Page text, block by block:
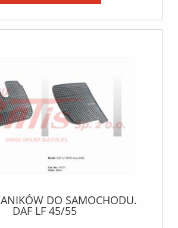
DO SAMOCHODU.
DAF LF 45/55